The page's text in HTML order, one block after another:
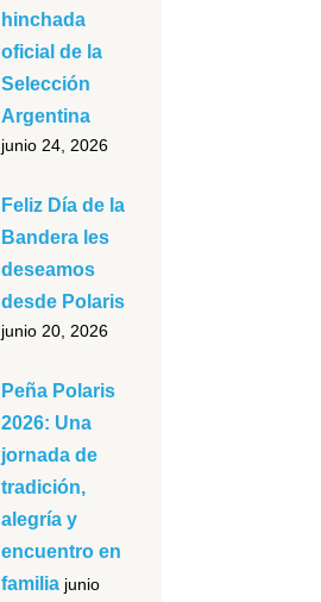
hinchada
oficial de la
Selección
Argentina
junio 24, 2026
Feliz Día de la
Bandera les
deseamos
desde Polaris
junio 20, 2026
Peña Polaris
2026: Una
jornada de
tradición,
alegría y
encuentro en
familia junio